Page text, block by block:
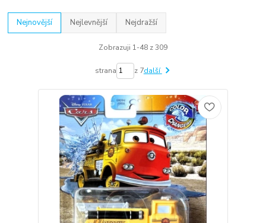
Nejnovější Nejlevnější Nejdražší
Zobrazuji 1-48 z 309
strana z 7další